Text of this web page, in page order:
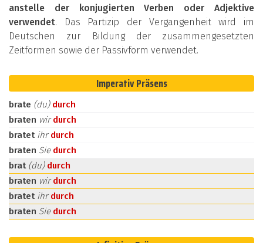
anstelle der konjugierten Verben oder Adjektive
verwendet. Das Partizip der Vergangenheit wird im
Deutschen zur Bildung der zusammengesetzten
Zeitformen sowie der Passivform verwendet.
Imperativ Präsens
brate (du) durch
braten wirdurch
bratet ihrdurch
braten Sie durch
brat (du) durch
braten wirdurch
bratet ihrdurch
braten Sie durch